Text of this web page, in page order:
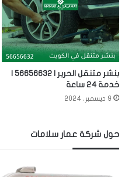
بنشر متنقل الحرير | 56656632 |
خدمة 24 ساعة
9 ديسمبر، 2024
حول شركة عمار سلامات